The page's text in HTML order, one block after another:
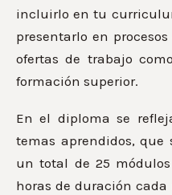
incluirlo en tu
presentarlo en
ofertas de trabajo
formación superior.
En el diploma se
temas aprendidos, que
un total de 25
horas de duración